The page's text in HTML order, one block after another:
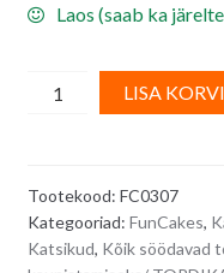
Laos (saab ka
FunCakes
heleroosad
(norparellid)
-
100
LISA KORVI
Tootekood: FC0307
Kategooriad: FunCakes,
Katsikud, Kõik söödavad